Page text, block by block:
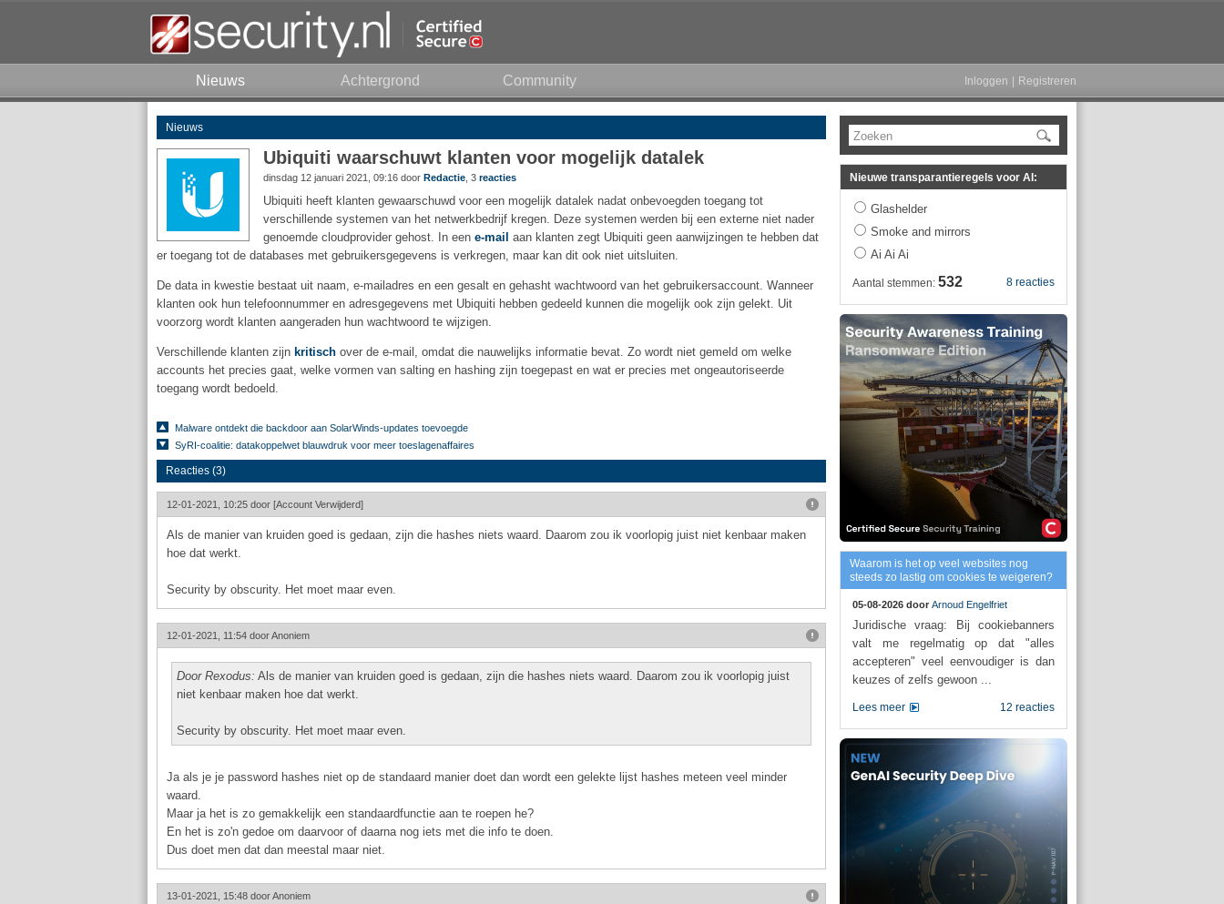
Nieuws Achtergrond Community Inloggen Registreren
Nieuws
Ubiquiti waarschuwt klanten voor mogelijk datalek
dinsdag 12 januari 2021, 09:16 door Redactie , 3 reacties
Ubiquiti heeft klanten gewaarschuwd voor een mogelijk datalek nadat onbevoegden toegang tot
verschillende systemen van het netwerkbedrijf kregen. Deze systemen werden bij een externe niet nader
genoemde cloudprovider gehost. In een e-mail aan klanten zegt Ubiquiti geen aanwijzingen te hebben dat
er toegang tot de databases met gebruikersgegevens is verkregen, maar kan dit ook niet uitsluiten.
De data in kwestie bestaat uit naam, e-mailadres en een gesalt en gehasht wachtwoord van het gebruikersaccount. Wanneer
klanten ook hun telefoonnummer en adresgegevens met Ubiquiti hebben gedeeld kunnen die mogelijk ook zijn gelekt. Uit
voorzorg wordt klanten aangeraden hun wachtwoord te wijzigen.
Verschillende klanten zijn kritisch over de e-mail, omdat die nauwelijks informatie bevat. Zo wordt niet gemeld om welke
accounts het precies gaat, welke vormen van salting en hashing zijn toegepast en wat er precies met ongeautoriseerde
toegang wordt bedoeld.
Malware ontdekt die backdoor aan SolarWinds-updates toevoegde
SyRI-coalitie: datakoppelwet blauwdruk voor meer toeslagenaffaires
Reacties (3)
12-01-2021, 10:25 door [Account Verwijderd]
Als de manier van kruiden goed is gedaan, zijn die hashes niets waard. Daarom zou ik voorlopig juist niet kenbaar maken
hoe dat werkt.
Security by obscurity. Het moet maar even.
12-01-2021, 11:54 doorAnoniem
Door Rexodus: Als de manier van kruiden goed is gedaan, zijn die hashes niets waard. Daarom zou ik voorlopig juist
niet kenbaar maken hoe dat werkt.
Security by obscurity. Het moet maar even.
Ja als je je password hashes niet op de standaard manier doet dan wordt een gelekte lijst hashes meteen veel minder
waard.
Maar ja het is zo gemakkelijk een standaardfunctie aan te roepen he?
En het is zo'n gedoe om daarvoor of daarna nog iets met die info te doen.
Dus doet men dat dan meestal maar niet.
13-01-2021, 15:48 doorAnoniem
Zoeken
Nieuwe transparantieregels voor AI:
Glashelder
Smoke and mirrors
Ai Ai Ai
8 reacties
Aantal stemmen: 532
Waarom is het op veel websites nog
steeds zo lastig om cookies te weigeren?
05-08-2026 door Arnoud Engelfriet
Juridische vraag: Bij cookiebanners
valt me regelmatig op dat "alles
accepteren" veel eenvoudiger is dan
keuzes of zelfs gewoon ...
12 reacties
Lees meer